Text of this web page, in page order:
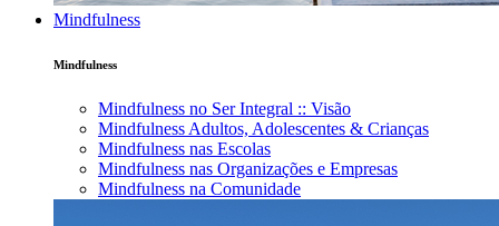
Mindfulness
Mindfulness
Mindfulness no Ser Integral :: Visão
Mindfulness Adultos, Adolescentes & Crianças
Mindfulness nas Escolas
Mindfulness nas Organizações e Empresas
Mindfulness na Comunidade